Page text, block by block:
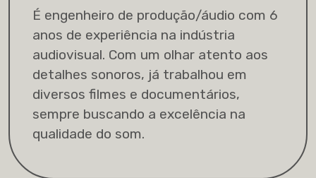
É engenheiro de produção/áudio com 6
anos de experiência na indústria
audiovisual. Com um olhar atento aos
detalhes sonoros, já trabalhou em
diversos filmes e documentários,
sempre buscando a excelência na
qualidade do som.